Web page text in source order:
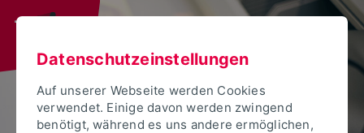
Datenschutzeinstellungen
Auf unserer Webseite werden Cookies
verwendet. Einige davon werden zwingend
benötigt, während es uns andere ermöglichen,